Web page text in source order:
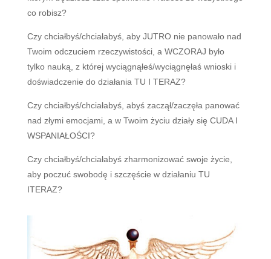
co robisz?
Czy chciałbyś/chciałabyś, aby JUTRO nie panowało nad
Twoim odczuciem rzeczywistości, a WCZORAJ było
tylko nauką, z której wyciągnąłeś/wyciągnęłaś wnioski i
doświadczenie do działania TU I TERAZ?
Czy chciałbyś/chciałabyś, abyś zaczął/zaczęła panować
nad złymi emocjami, a w Twoim życiu działy się CUDA I
WSPANIAŁOŚCI?
Czy chciałbyś/chciałabyś zharmonizować swoje życie,
aby poczuć swobodę i szczęście w działaniu TU
ITERAZ?